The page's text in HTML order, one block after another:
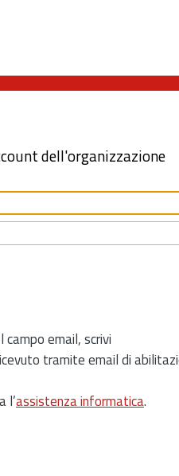
dell'organizzazione
email, scrivi
tramite email di
l’assistenza informatica.